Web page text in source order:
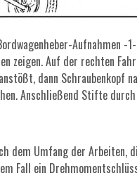
Aufnahmen -
zeigen. Auf der rechten
dann Schraubenkopf
Anschließend Stifte
dem Umfang der Arbeiten,
Fall ein